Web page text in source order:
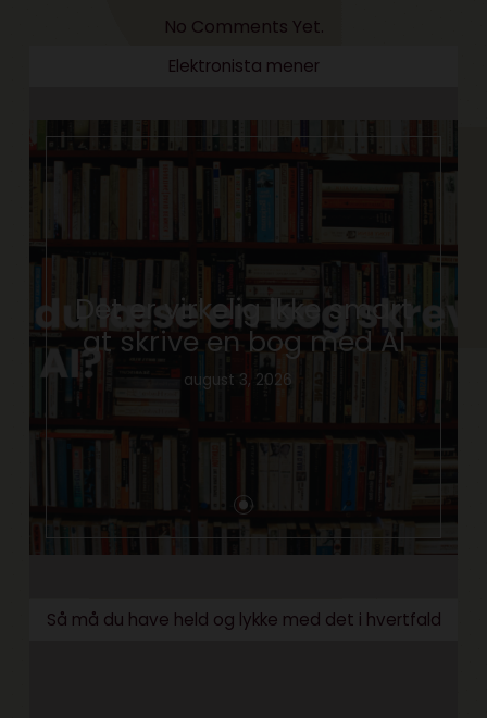
No Comments Yet.
Elektronista mener
Det er virkelig ikke smart
at skrive en bog med AI
august 3, 2026
Så må du have held og lykke med det i hvertfald